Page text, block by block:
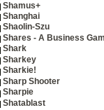
Shamus+
Shanghai
Shaolin-Szu
Shares - A Business
Shark
Sharkey
Sharkie!
Sharp Shooter
Sharpie
Shatablast